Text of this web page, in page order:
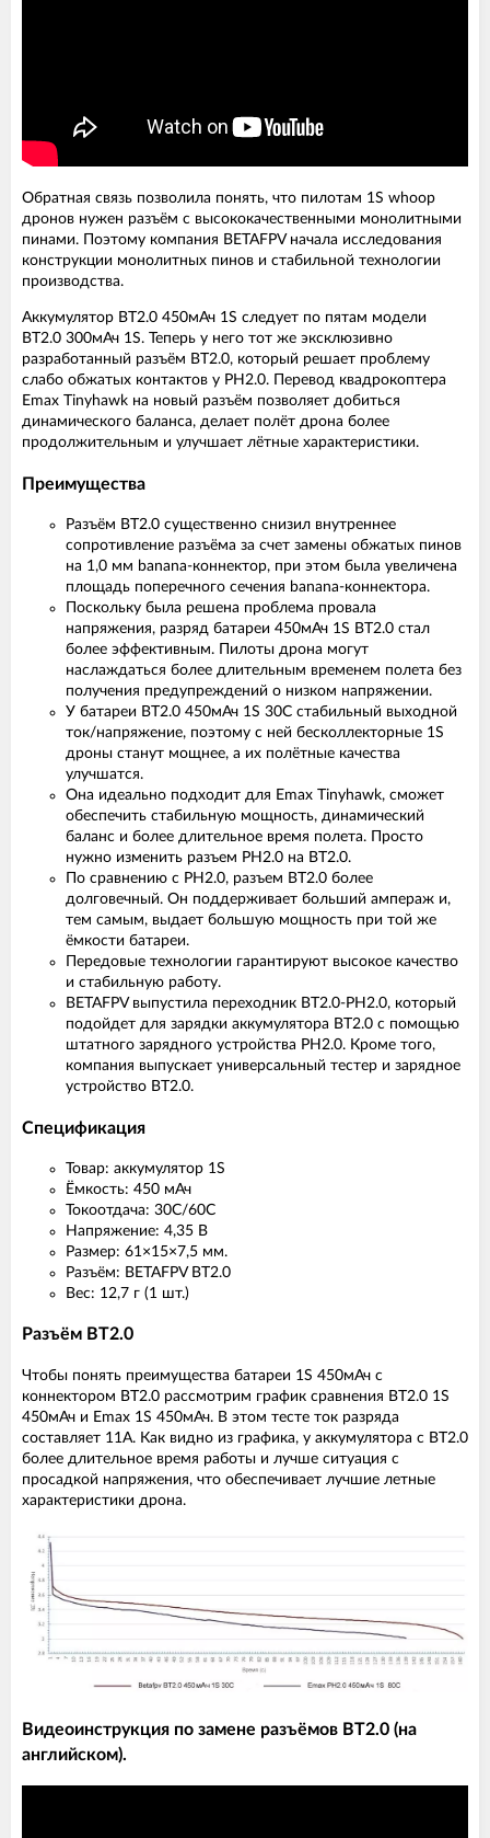
Обратная связь позволила понять, что пилотам 1S whoop
дронов нужен разъём с высококачественными монолитными
пинами. Поэтому компания BETAFPV начала исследования
конструкции монолитных пинов и стабильной технологии
производства.
Аккумулятор BT2.0 450мАч 1S следует по пятам модели
BT2.0 300мАч 1S. Теперь у него тот же эксклюзивно
разработанный разъём BT2.0, который решает проблему
слабо обжатых контактов у PH2.0. Перевод квадрокоптера
Emax Tinyhawk на новый разъём позволяет добиться
динамического баланса, делает полёт дрона более
продолжительным и улучшает лётные характеристики.
Преимущества
Разъём BT2.0 существенно снизил внутреннее
сопротивление разъёма за счет замены обжатых пинов
на 1,0 мм banana-коннектор, при этом была увеличена
площадь поперечного сечения banana-коннектора.
Поскольку была решена проблема провала
напряжения, разряд батареи 450мАч 1S BT2.0 стал
более эффективным. Пилоты дрона могут
наслаждаться более длительным временем полета без
получения предупреждений о низком напряжении.
У батареи BT2.0 450мАч 1S 30C стабильный выходной
ток/напряжение, поэтому с ней бесколлекторные 1S
дроны станут мощнее, а их полётные качества
улучшатся.
Она идеально подходит для Emax Tinyhawk, сможет
обеспечить стабильную мощность, динамический
баланс и более длительное время полета. Просто
нужно изменить разъем PH2.0 на BT2.0.
По сравнению с PH2.0, разъем BT2.0 более
долговечный. Он поддерживает больший ампераж и,
тем самым, выдает большую мощность при той же
ёмкости батареи.
Передовые технологии гарантируют высокое качество
и стабильную работу.
BETAFPV выпустила переходник BT2.0-PH2.0, который
подойдет для зарядки аккумулятора BT2.0 с помощью
штатного зарядного устройства PH2.0. Кроме того,
компания выпускает универсальный тестер и зарядное
устройство BT2.0.
Спецификация
Товар: аккумулятор 1S
Ёмкость: 450 мАч
Токоотдача: 30C/60C
Напряжение: 4,35 В
Размер: 61×15×7,5 мм.
Разъём: BETAFPV BT2.0
Вес: 12,7 г (1 шт.)
Разъём BT2.0
Чтобы понять преимущества батареи 1S 450мАч с
коннектором BT2.0 рассмотрим график сравнения BT2.0 1S
450мАч и Emax 1S 450мАч. В этом тесте ток разряда
составляет 11А. Как видно из графика, у аккумулятора с BT2.0
более длительное время работы и лучше ситуация с
просадкой напряжения, что обеспечивает лучшие летные
характеристики дрона.
Видеоинструкция по замене разъёмов BT2.0 (на
английском).